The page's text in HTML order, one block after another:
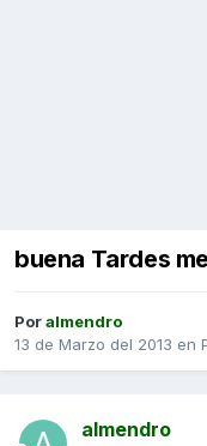
buena Tardes
Poralmendro
13 de Marzo del 2013 en
almendro